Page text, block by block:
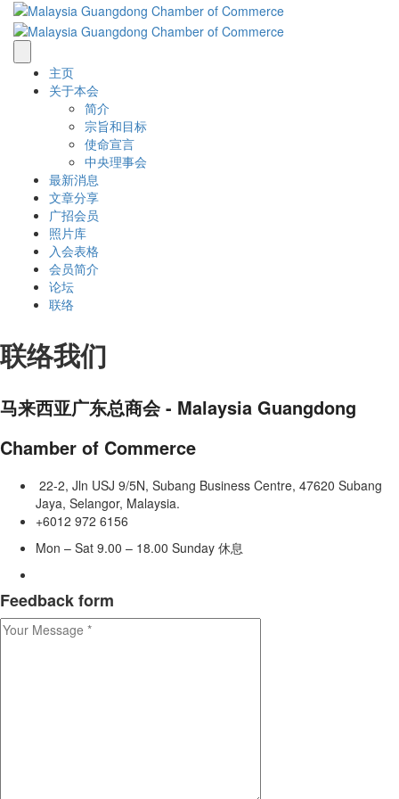
主页
关于本会
简介
宗旨和目标
使命宣言
中央理事会
最新消息
文章分享
广招会员
照片库
入会表格
会员简介
论坛
联络
联络我们
马来西亚广东总商会 - Malaysia Guangdong
Chamber of Commerce
22-2, Jln USJ 9/5N, Subang Business Centre, 47620 Subang
Jaya, Selangor, Malaysia.
+6012 972 6156
Mon – Sat 9.00 – 18.00 Sunday 休息
Feedback form